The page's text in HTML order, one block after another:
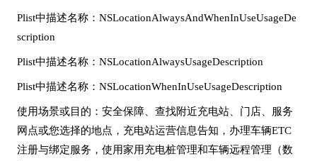
Plist中描述名称：NSLocationAlwaysAndWhenInUseUsageDe
scription
Plist中描述名称：NSLocationAlwaysUsageDescription
Plist中描述名称：NSLocationWhenInUseUsageDescription
使用场景或目的：安全保障、查找附近充电站、门店、服务
网点或您选择的地点，充电站运营信息告知，办理车辆ETC
注册与绑定服务，使用家用充电桩管理和车辆远程管理（数